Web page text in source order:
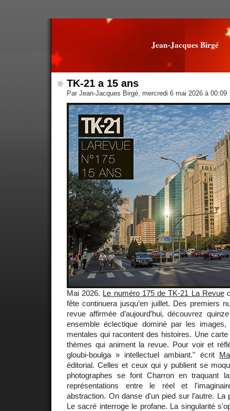
Jean-Jacques Birgé
TK-21 a 15 ans
Par Jean-Jacques Birgé, mercredi 6 mai 2026 à 00:09
Mai 2026. Le numéro 175 de TK-21 La Revue
fête continuera jusqu’en juillet. Des premiers
revue affirmée d’aujourd’hui, découvrez
ensemble éclectique dominé par les
mentales qui racontent des histoires. Une
thèmes qui animent la revue. Pour voir et
gloubi-boulga » intellectuel ambiant." écrit
éditorial. Celles et ceux qui y publient se
photographes se font Charron en traquant
représentations entre le réel et
abstraction. On danse d'un pied sur l'autre. La
Le sacré interroge le profane. La singularité